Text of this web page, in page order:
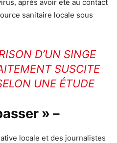
après avoir été au contact
sanitaire locale sous
D’UN SINGE
SUSCITE
UNE ÉTUDE
» –
locale et des journalistes